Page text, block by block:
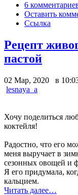
6
Оставить
Ссылка
Рецепт
пастой
02 Мар, 2020 в
lesnaya_a
Хочу поделиться
коктейля!
Радостно, что его
меня выручает в
сезонных овощей и
Я его придумала,
кальцием.
Читать далее…